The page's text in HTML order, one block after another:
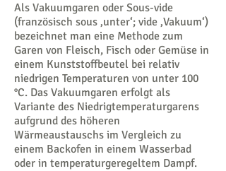
Als Vakuumgaren oder Sous-vide
(französisch sous ‚unter‘; vide ‚Vakuum‘)
bezeichnet man eine Methode zum
Garen von Fleisch, Fisch oder Gemüse in
einem Kunststoffbeutel bei relativ
niedrigen Temperaturen von unter 100
°C. Das Vakuumgaren erfolgt als
Variante des Niedrigtemperaturgarens
aufgrund des höheren
Wärmeaustauschs im Vergleich zu
einem Backofen in einem Wasserbad
oder in temperaturgeregeltem Dampf.